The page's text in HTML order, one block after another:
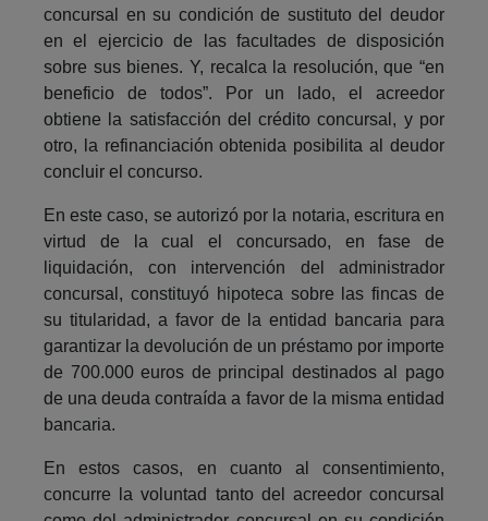
concursal en su condición de sustituto del deudor
en el ejercicio de las facultades de disposición
sobre sus bienes. Y, recalca la resolución, que “en
beneficio de todos”. Por un lado, el acreedor
obtiene la satisfacción del crédito concursal, y por
otro, la refinanciación obtenida posibilita al deudor
concluir el concurso.
En este caso, se autorizó por la notaria, escritura en
virtud de la cual el concursado, en fase de
liquidación, con intervención del administrador
concursal, constituyó hipoteca sobre las fincas de
su titularidad, a favor de la entidad bancaria para
garantizar la devolución de un préstamo por importe
de 700.000 euros de principal destinados al pago
de una deuda contraída a favor de la misma entidad
bancaria.
En estos casos, en cuanto al consentimiento,
concurre la voluntad tanto del acreedor concursal